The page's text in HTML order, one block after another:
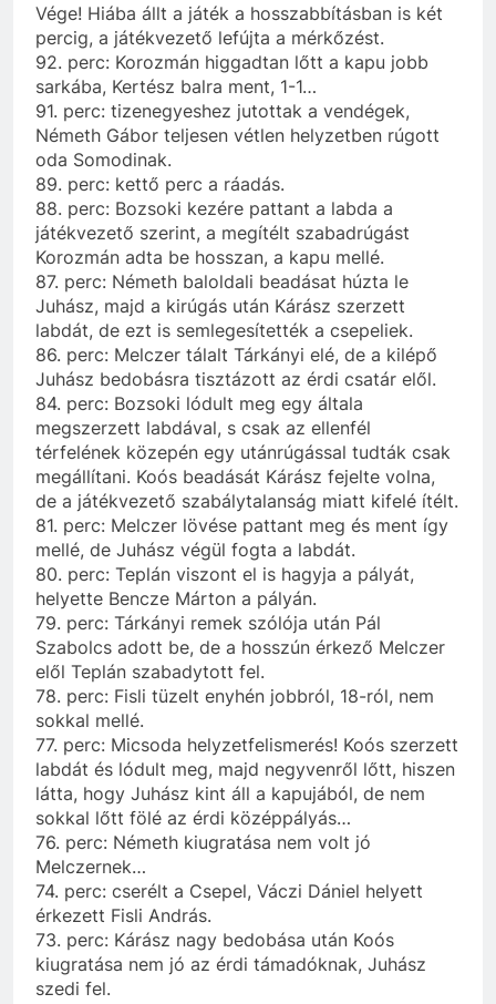
Vége! Hiába állt a játék a hosszabbításban is két
percig, a játékvezető lefújta a mérkőzést.
92. perc: Korozmán higgadtan lőtt a kapu jobb
sarkába, Kertész balra ment, 1-1…
91. perc: tizenegyeshez jutottak a vendégek,
Németh Gábor teljesen vétlen helyzetben rúgott
oda Somodinak.
89. perc: kettő perc a ráadás.
88. perc: Bozsoki kezére pattant a labda a
játékvezető szerint, a megítélt szabadrúgást
Korozmán adta be hosszan, a kapu mellé.
87. perc: Németh baloldali beadásat húzta le
Juhász, majd a kirúgás után Kárász szerzett
labdát, de ezt is semlegesítették a csepeliek.
86. perc: Melczer tálalt Tárkányi elé, de a kilépő
Juhász bedobásra tisztázott az érdi csatár elől.
84. perc: Bozsoki lódult meg egy általa
megszerzett labdával, s csak az ellenfél
térfelének közepén egy utánrúgással tudták csak
megállítani. Koós beadását Kárász fejelte volna,
de a játékvezető szabálytalanság miatt kifelé ítélt.
81. perc: Melczer lövése pattant meg és ment így
mellé, de Juhász végül fogta a labdát.
80. perc: Teplán viszont el is hagyja a pályát,
helyette Bencze Márton a pályán.
79. perc: Tárkányi remek szólója után Pál
Szabolcs adott be, de a hosszún érkező Melczer
elől Teplán szabadytott fel.
78. perc: Fisli tüzelt enyhén jobbról, 18-ról, nem
sokkal mellé.
77. perc: Micsoda helyzetfelismerés! Koós szerzett
labdát és lódult meg, majd negyvenről lőtt, hiszen
látta, hogy Juhász kint áll a kapujából, de nem
sokkal lőtt fölé az érdi középpályás…
76. perc: Németh kiugratása nem volt jó
Melczernek…
74. perc: cserélt a Csepel, Váczi Dániel helyett
érkezett Fisli András.
73. perc: Kárász nagy bedobása után Koós
kiugratása nem jó az érdi támadóknak, Juhász
szedi fel.